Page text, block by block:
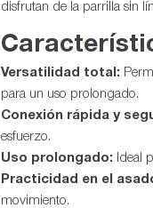
disfrutan de la parrilla sin
Versatilidad total:
para un uso prolongado.
Conexión rápida y
esfuerzo.
Uso prolongado: Ideal
Practicidad en el
movimiento.